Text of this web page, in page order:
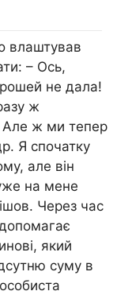
влаштував
– Ось,
не дала!
ж
Але ж ми тепер
Я спочатку
але він
на мене
Через час
який
суму в